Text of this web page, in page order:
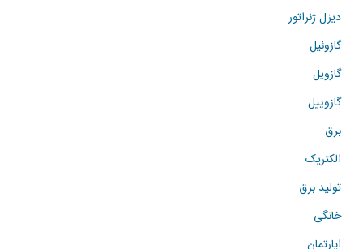
دیزل ژنراتور
گازوئیل
گازویل
گازوییل
برق
الکتریک
تولید برق
خانگی
اپارتمان